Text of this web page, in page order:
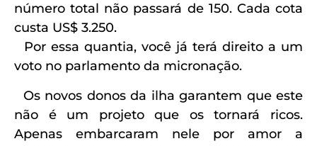
número total não passará de 150. Cada cota
custa US$ 3.250.
Por essa quantia, você já terá direito a um
voto no parlamento da micronação.
Os novos donos da ilha garantem que este
não é um projeto que os tornará ricos.
Apenas embarcaram nele por amor a